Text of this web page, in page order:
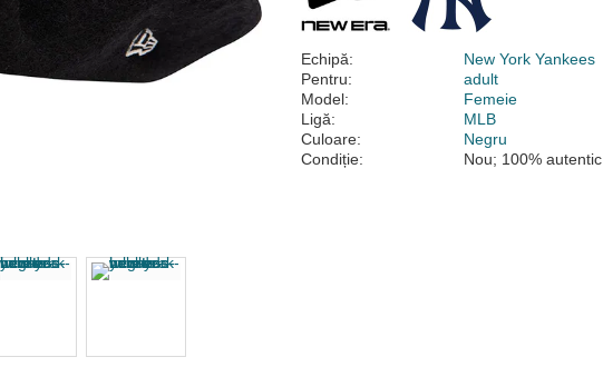
Echipă:
New York Yankees
Pentru:
adult
Model:
Femeie
Ligă:
MLB
Culoare:
Negru
Condiție:
Nou; 100% autentic